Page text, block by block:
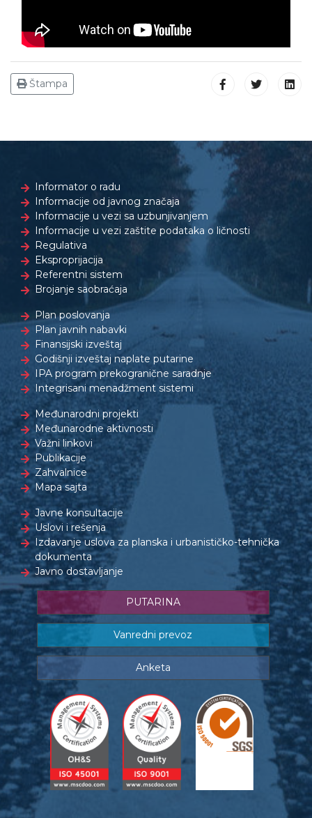
Štampa
Informator o radu
Informacije od javnog značaja
Informacije u vezi sa uzbunjivanjem
Informacije u vezi zaštite podataka o ličnosti
Regulativa
Eksproprijacija
Referentni sistem
Brojanje saobraćaja
Plan poslovanja
Plan javnih nabavki
Finansijski izveštaj
Godišnji izveštaj naplate putarine
IPA program prekogranične saradnje
Integrisani menadžment sistemi
Međunarodni projekti
Međunarodne aktivnosti
Važni linkovi
Publikacije
Zahvalnice
Mapa sajta
Javne konsultacije
Uslovi i rešenja
Izdavanje uslova za planska i urbanističko-tehnička
dokumenta
Javno dostavljanje
PUTARINA
Vanredni prevoz
Anketa